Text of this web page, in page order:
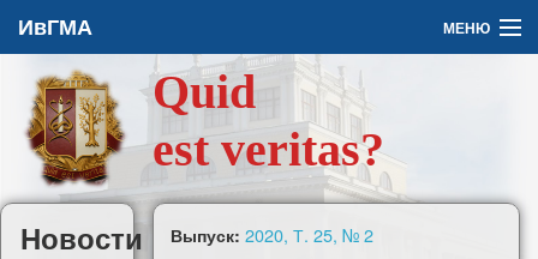
ИвГМА МЕНЮ
Архив
О журнале
Задать вопрос
Quid
est veritas?
Новости Выпуск: 2020, Т. 25, № 2